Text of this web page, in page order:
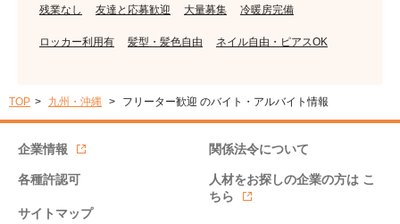
残業なし 友達と応募歓迎 大量募集 冷暖房完備
ロッカー利用有 髪型・髪色自由 ネイル自由・ピアスOK
TOP 九州・沖縄 フリーター歓迎 のバイト・アルバイト情報
企業情報 関係法令について
各種許認可 人材をお探しの企業の方は こ
ちら
サイトマップ